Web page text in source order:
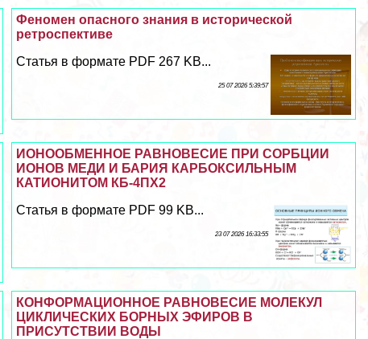
Феномен опасного знания в исторической
ретроспективе
Статья в формате PDF 267 KB...
25 07 2026 5:39:57
ИОНООБМЕННОЕ РАВНОВЕСИЕ ПРИ СОРБЦИИ
ИОНОВ МЕДИ И БАРИЯ КАРБОКСИЛЬНЫМ
КАТИОНИТОМ КБ-4ПХ2
Статья в формате PDF 99 KB...
23 07 2026 16:33:55
КОНФОРМАЦИОННОЕ РАВНОВЕСИЕ МОЛЕКУЛ
ЦИКЛИЧЕСКИХ БОРНЫХ ЭФИРОВ В
ПРИСУТСТВИИ ВОДЫ